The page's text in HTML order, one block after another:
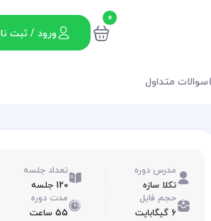
0
ورود / ثبت
سوالات متداول
مدرس دوره
تکلا سازه
تعداد جلسه
120 جلسه
حجم فایل
6 گیگابایت
مدت دوره
55 ساعت